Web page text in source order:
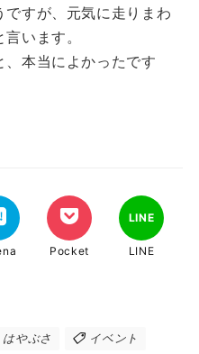
ですが、元気に走りまわ
います。
本当によかったです
Pocket
LINE
LINE
はやぶさ イベント